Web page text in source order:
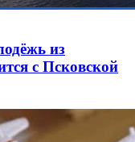
из
с Псковской